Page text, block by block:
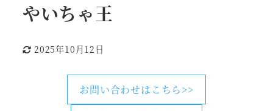
やいちゃ王
更新日
2025年10月12日
お問い合わせはこちら>>